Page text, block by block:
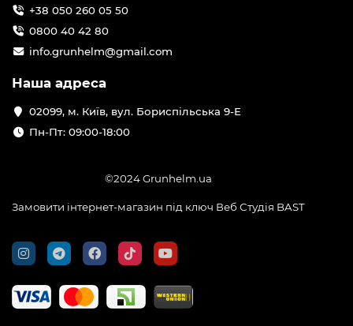
+38 050 260 05 50
0800 40 42 80
info.grunhelm@gmail.com
Наша адреса
02099, м. Київ, вул. Бориспільська 9-Е
Пн-Пт: 09:00-18:00
©2024 Grunhelm.ua
Замовити інтернет-магазин під ключ Веб Студія BAST